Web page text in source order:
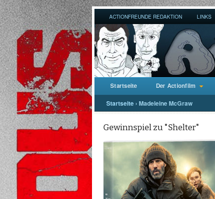
ACTIONFREUNDE REDAKTION LINKS
Startseite Der Actionfilm
Startseite › Madeleine McGraw
Gewinnspiel zu "Shelter"